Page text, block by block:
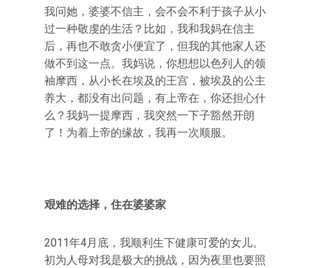
我问她，婆婆不信主，会不会不利于孩子从小
过一种敬虔的生活？比如，我和我妈在信主
后，再也不敢贪小便宜了，但我的其他家人还
做不到这一点。我妈说，你想想以色列人的领
袖摩西，从小长在埃及的王宫，被埃及的公主
养大，都没有出问题，有上帝在，你还担心什
么？我妈一提摩西，我突然一下子豁然开朗
了！为着上帝的缘故，我再一次顺服。
艰难的选择，住在婆婆家
2011年4月底，我顺利生下健康可爱的女儿。
初为人母对我是极大的挑战，因为夜里也要照